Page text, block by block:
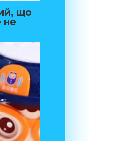
що
не